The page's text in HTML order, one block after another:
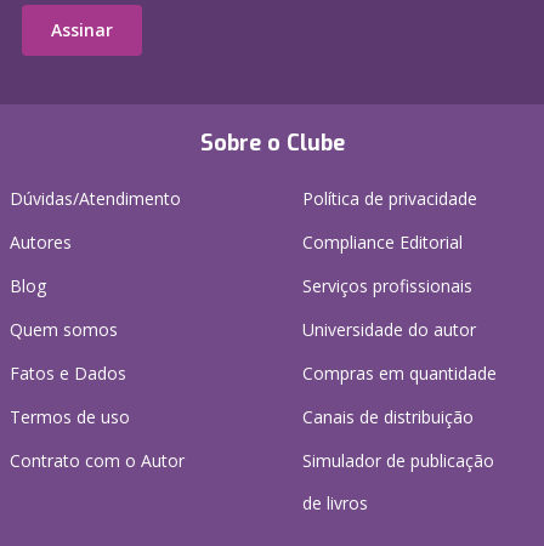
Sobre o Clube
Dúvidas/Atendimento
Autores
Blog
Quem somos
Fatos e Dados
Termos de uso
Contrato com o Autor
Política de privacidade
Compliance Editorial
Serviços profissionais
Universidade do autor
Compras em quantidade
Canais de distribuição
Simulador de publicação
de livros
Assinar